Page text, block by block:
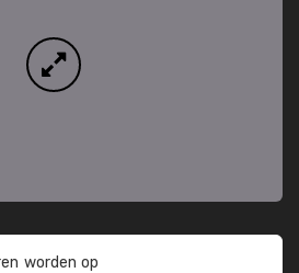
worden op